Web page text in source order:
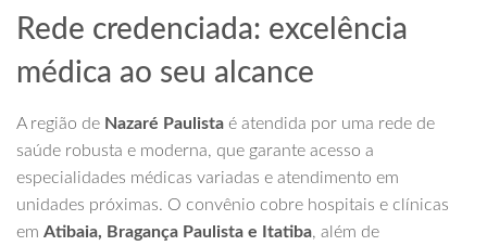
Rede credenciada: excelência
médica ao seu alcance
A região de Nazaré Paulista é atendida por uma rede de
saúde robusta e moderna, que garante acesso a
especialidades médicas variadas e atendimento em
unidades próximas. O convênio cobre hospitais e clínicas
em Atibaia, Bragança Paulista e Itatiba, além de